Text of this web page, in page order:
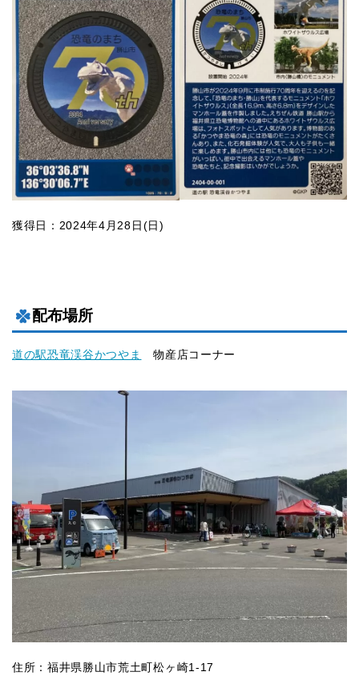
獲得日：2024年4月28日(日)
配布場所
道の駅恐竜渓谷かつやま 物産店コーナー
住所：福井県勝山市荒土町松ヶ崎1-17